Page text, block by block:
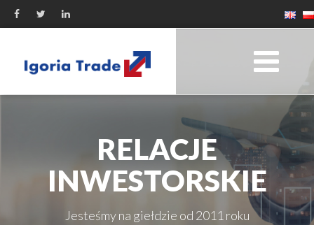
RELACJE
INWESTORSKIE
Jesteśmy na giełdzie od 2011 roku